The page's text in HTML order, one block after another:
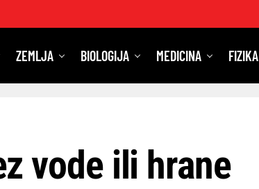
ZEMLJA BIOLOGIJA MEDICINA
vode ili hrane